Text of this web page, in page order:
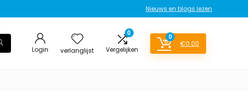
Nieuws en blogs lezen
Login verlanglijst
0
Vergelijken
0
€0.00